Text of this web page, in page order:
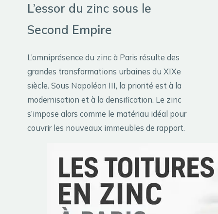
L’essor du zinc sous le
Second Empire
L’omniprésence du zinc à Paris résulte des
grandes transformations urbaines du XIXe
siècle. Sous Napoléon III, la priorité est à la
modernisation et à la densification. Le zinc
s’impose alors comme le matériau idéal pour
couvrir les nouveaux immeubles de rapport.